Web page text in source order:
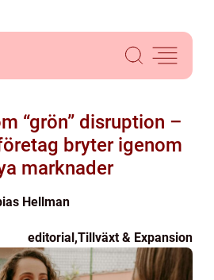
“grön” disruption –
bryter igenom
marknader
Hellman
editorial,Tillväxt & Expansion